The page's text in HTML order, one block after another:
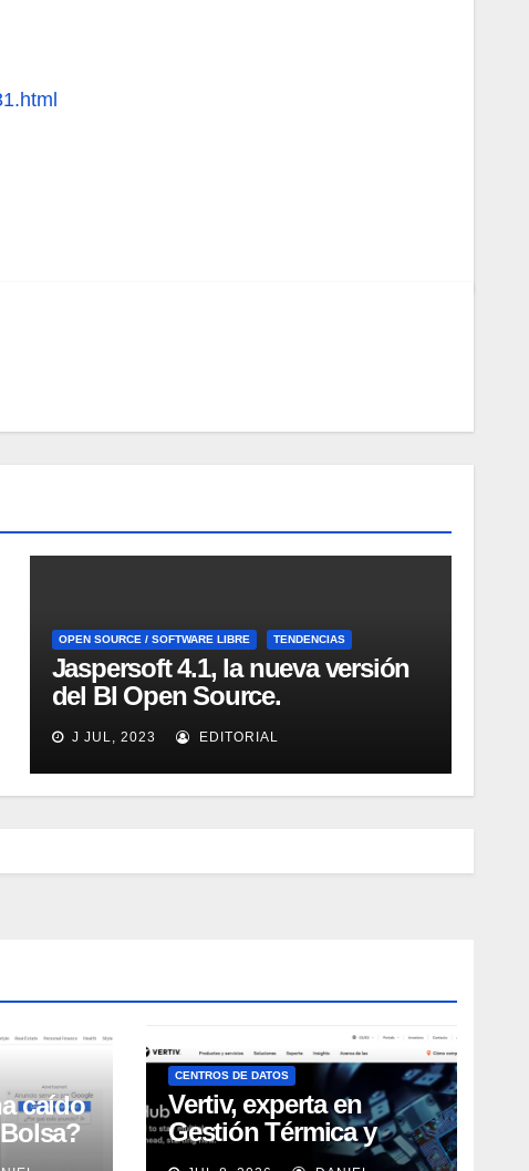
OPEN SOURCE / SOFTWARE LIBRE TENDENCIAS
Jaspersoft 4.1, la nueva versión
del BI Open Source.
Introducción y demo. Webinar
de 1 hora.
J JUL, 2023 EDITORIAL
caído
CENTROS DE DATOS
Vertiv, experta en
Gestión Térmica y
energía de Centros de